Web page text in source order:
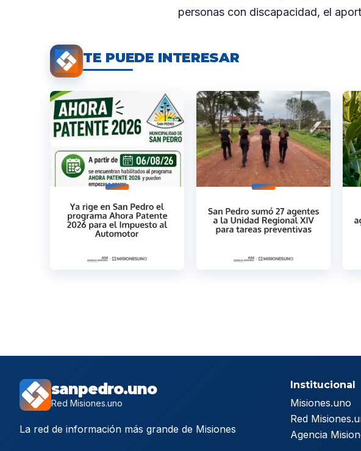
personas con discapacidad, el
TE PUEDE INTERESAR
sanpedro.uno
Red Misiones.uno
La red de información más grande de Misiones
Institucional
Misiones.uno
Red
Agencia